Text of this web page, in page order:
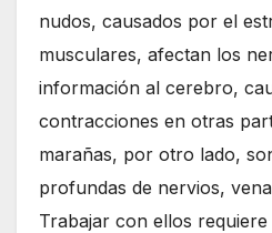
nudos, causados por el
musculares, afectan los
información al cerebro,
contracciones en otras
marañas, por otro lado,
profundas de nervios,
Trabajar con ellos